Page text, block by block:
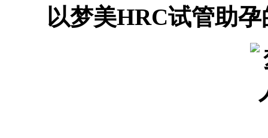
以梦美HRC试管助